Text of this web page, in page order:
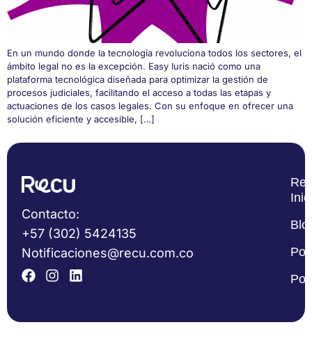
En un mundo donde la tecnología revoluciona todos los sectores, el
ámbito legal no es la excepción. Easy Iuris nació como una
plataforma tecnológica diseñada para optimizar la gestión de
procesos judiciales, facilitando el acceso a todas las etapas y
actuaciones de los casos legales. Con su enfoque en ofrecer una
solución eficiente y accesible, […]
Contacto:
+57 (302) 5424135
Notificaciones@recu.com.co